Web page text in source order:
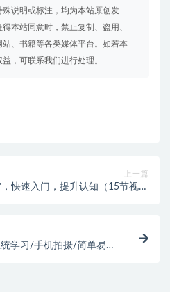
说明或标注，均为本站原创发
本站同意时，禁止复制、盗用、
、书籍等各类媒体平台。如若本
，可联系我们进行处理。
上一篇
快速入门，提升认知（15节视频
学习/手机拍摄/简单易